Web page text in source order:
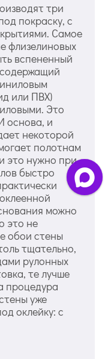
три
покраску, с
Самое
флизелиновых
вспененный
или ПВХ)
Это
основа, и
некоторой
полотнам
это нужно при
быстро
можно
это не
обои стены
тщательно,
рулонных
те лучше
процедура
уже
оклейку: с